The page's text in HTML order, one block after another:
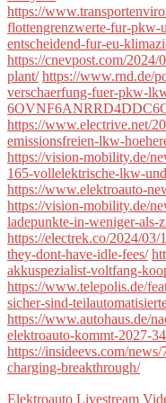
https://
flottengrenzwerte-fur-pkw-
entscheidend-fur-eu-
https://cnevpost.com/2024/
plant/ https://www.rnd.de/
verschaerfung-fuer-pkw-
https://www.electrive.net/
emissionsfreien-lkw-
https://vision-mobility.de/
165-vollelektrische-lkw-
https://www.elektroauto-
https://vision-mobility.de/
ladepunkte-in-weniger-als-
https://electrek.co/2024/03/
they-dont-have-idle-fees/
akkuspezialist-voltfang-
https://www.telepolis.de/
sicher-sind-
https://www.autohaus.de/
elektroauto-kommt-2027-
https://insideevs.com/
charging-breakthrough/
Elektroauto Livestream